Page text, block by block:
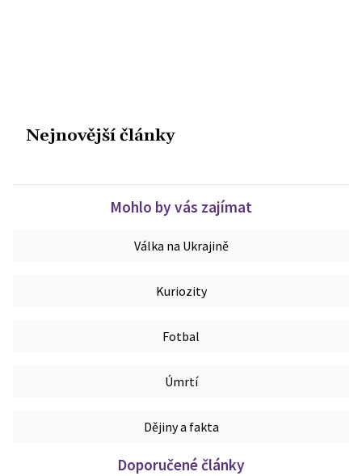
Nejnovější články
Mohlo by vás zajímat
Válka na Ukrajině
Kuriozity
Fotbal
Úmrtí
Dějiny a fakta
Doporučené články